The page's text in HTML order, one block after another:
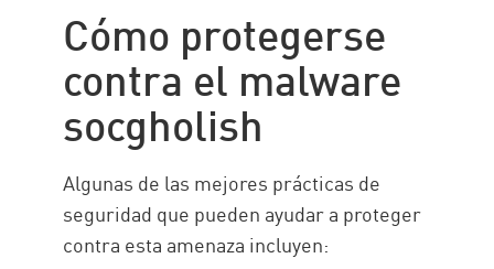
Cómo protegerse
contra el malware
socgholish
Algunas de las mejores prácticas de
seguridad que pueden ayudar a proteger
contra esta amenaza incluyen: